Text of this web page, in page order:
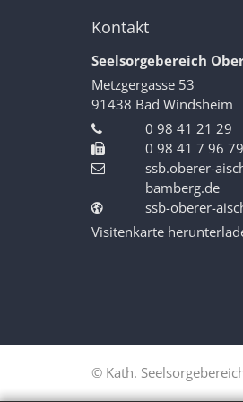
Kontakt
Seelsorgebereich
Metzgergasse 53
91438 Bad Windsheim
0 98 41 21 29
0 98 41 7 96 79
ssb.oberer-
bamberg.de
ssb-oberer-
Visitenkarte
© Kath.